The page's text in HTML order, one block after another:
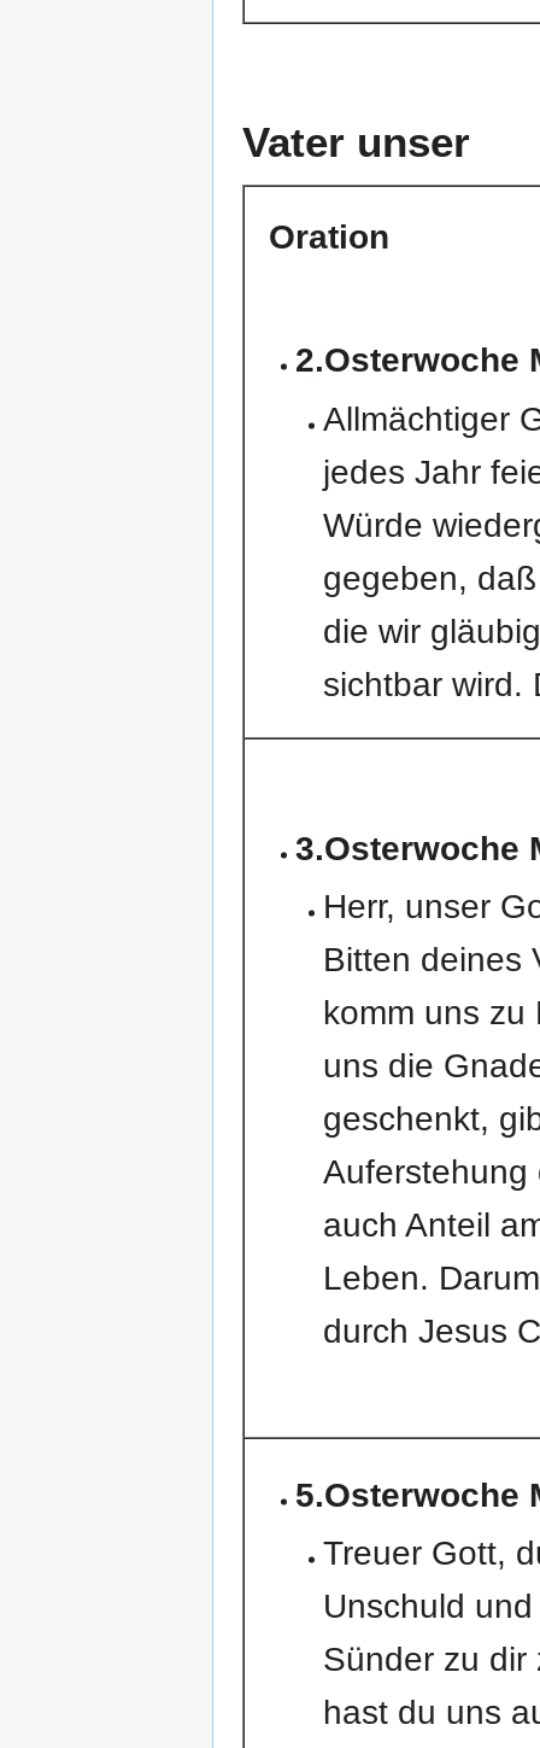
Vater unser
Oration
2.Osterwoche
Allmächtiger
jedes Jahr
Würde
gegeben,
die wir
sichtbar wird.
3.Osterwoche
Herr, unser
Bitten deines
komm uns zu
uns die
geschenkt,
Auferstehung
auch Anteil
Leben.
durch Jesus
5.Osterwoche
Treuer Gott,
Unschuld
Sünder zu dir
hast du uns